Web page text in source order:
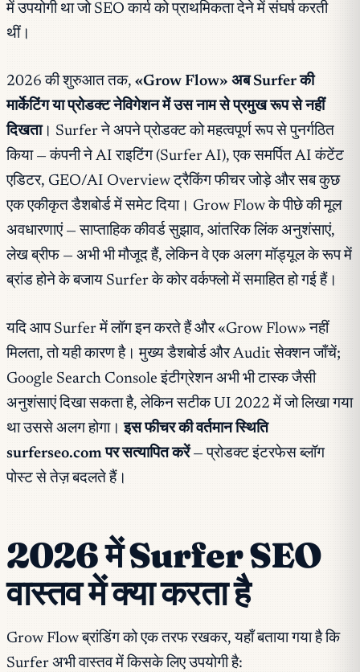
में उपयोगी था जो SEO कार्य को प्राथमिकता देने में संघर्ष करती
थीं।
2026 की शुरुआत तक, «Grow Flow» अब Surfer की
मार्केटिंग या प्रोडक्ट नेविगेशन में उस नाम से प्रमुख रूप से नहीं
दिखता। Surfer ने अपने प्रोडक्ट को महत्वपूर्ण रूप से पुनर्गठित
किया — कंपनी ने AI राइटिंग (Surfer AI), एक समर्पित AI कंटेंट
एडिटर, GEO/AI Overview ट्रैकिंग फीचर जोड़े और सब कुछ
एक एकीकृत डैशबोर्ड में समेट दिया। Grow Flow के पीछे की मूल
अवधारणाएं — साप्ताहिक कीवर्ड सुझाव, आंतरिक लिंक अनुशंसाएं,
लेख ब्रीफ — अभी भी मौजूद हैं, लेकिन वे एक अलग मॉड्यूल के रूप में
ब्रांड होने के बजाय Surfer के कोर वर्कफ्लो में समाहित हो गई हैं।
यदि आप Surfer में लॉग इन करते हैं और «Grow Flow» नहीं
मिलता, तो यही कारण है। मुख्य डैशबोर्ड और Audit सेक्शन जाँचें;
Google Search Console इंटीग्रेशन अभी भी टास्क जैसी
अनुशंसाएं दिखा सकता है, लेकिन सटीक UI 2022 में जो लिखा गया
था उससे अलग होगा।इस फीचर की वर्तमान स्थिति
surferseo.com पर सत्यापित करें— प्रोडक्ट इंटरफेस ब्लॉग
पोस्ट से तेज़ बदलते हैं।
2026 में Surfer SEO
वास्तव में क्या करता है
Grow Flow ब्रांडिंग को एक तरफ रखकर, यहाँ बताया गया है कि
Surfer अभी वास्तव में किसके लिए उपयोगी है: